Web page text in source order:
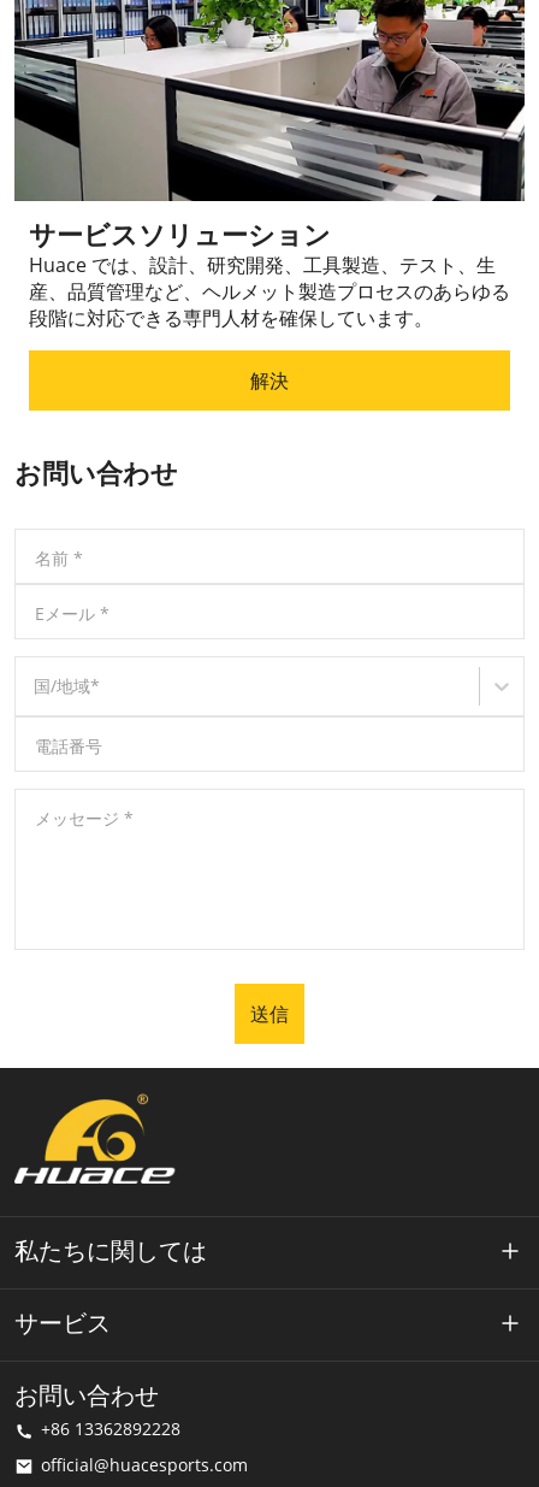
サービスソリューション
Huace では、設計、研究開発、工具製造、テスト、生
産、品質管理など、ヘルメット製造プロセスのあらゆる
段階に対応できる専門人材を確保しています。
解決
お問い合わせ
名前 *
Eメール *
国/地域*
電話番号
メッセージ *
送信
私たちに関しては
ワエースについて
解決
サービス
プライバシーポリシー
利用規約
お問い合わせ
+86 13362892228
official@huacesports.com